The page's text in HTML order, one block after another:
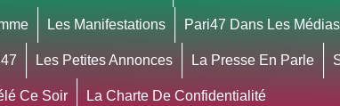
Les Manifestations Pari47 Dans Les Médias
Les Petites Annonces La Presse En Parle
Ce Soir La Charte De Confidentialité